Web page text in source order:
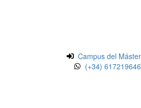
Campus del Máster
(+34) 617219646